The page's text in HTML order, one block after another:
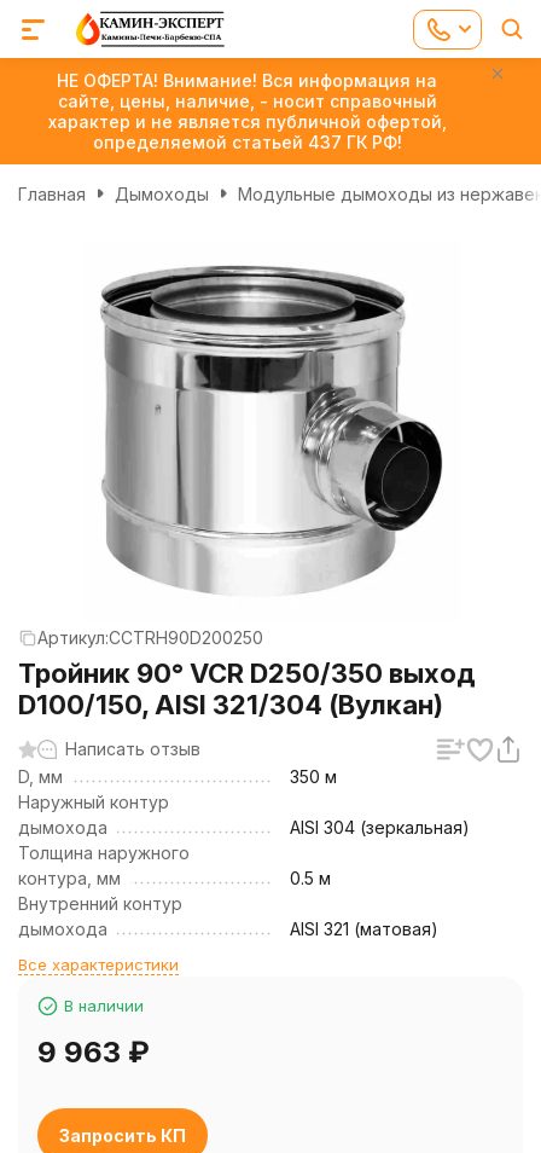
НЕ ОФЕРТА! Внимание! Вся информация на
сайте, цены, наличие, - носит справочный
характер и не является публичной офертой,
определяемой статьей 437 ГК РФ!
Главная Дымоходы Модульные дымоходы из
Артикул:CCTRH90D200250
Тройник 90° VCR D250/350 выход
D100/150, AISI 321/304 (Вулкан)
Написать отзыв
D, мм
350 м
Наружный контур
дымохода
AISI 304 (зеркальная)
Толщина наружного
контура, мм
0.5 м
Внутренний контур
дымохода
AISI 321 (матовая)
Все характеристики
В наличии
9 963 ₽
Запросить КП